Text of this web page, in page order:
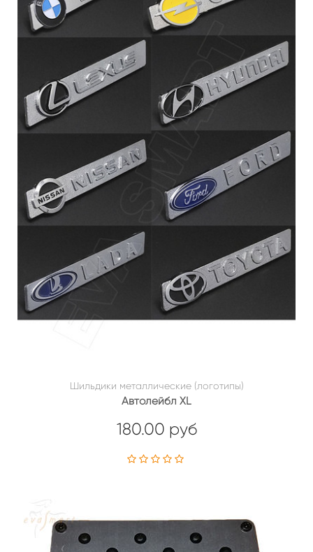
Шильдики металлические (логотипы)
Автолейбл XL
180.00 руб